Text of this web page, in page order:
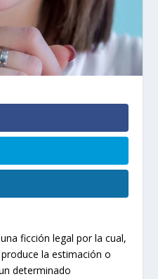
ficción legal por la cual,
la estimación o
determinado